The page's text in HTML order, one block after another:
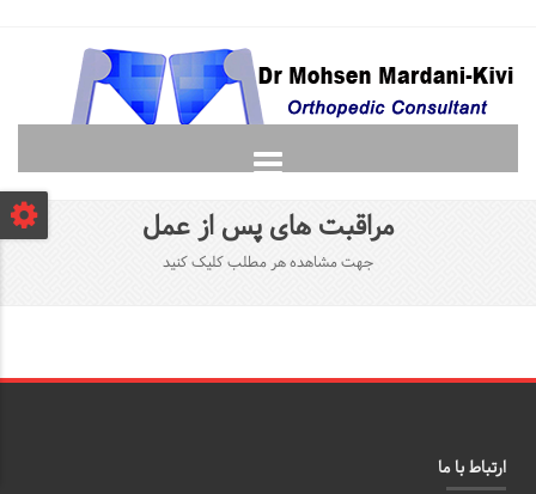
تماس با ما
مراقبت های پس از عمل
جهت مشاهده هر مطلب کلیک کنید
ارتباط با ما